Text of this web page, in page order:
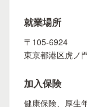
就業場所
〒105-6924
東京都港区虎ノ
加入保険
健康保険、厚生